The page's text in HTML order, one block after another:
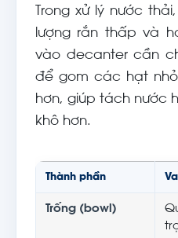
Trong xử lý nước
lượng rắn thấp và
vào decanter cần
để gom các hạt
hơn, giúp tách nước
khô hơn.
Thành phần
Trống (bowl)